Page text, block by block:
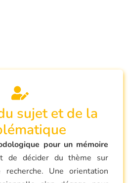
sujet et de la
pour un mémoire
de décider du thème sur
Une orientation